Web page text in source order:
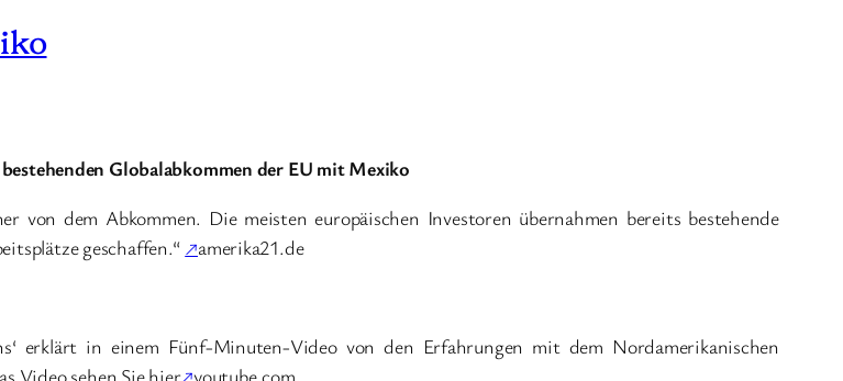
Globalabkommen der EU mit Mexiko
dem Abkommen. Die meisten europäischen Investoren übernahmen bereits bestehende
geschaffen.“ ↗amerika21.de
erklärt in einem Fünf-Minuten-Video von den Erfahrungen mit dem Nordamerikanischen